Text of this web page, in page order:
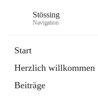
Stössing
Navigation
Start
Herzlich willkommen
Beiträge
Datei
in